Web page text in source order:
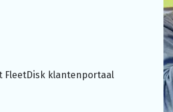
FleetDisk klantenportaal